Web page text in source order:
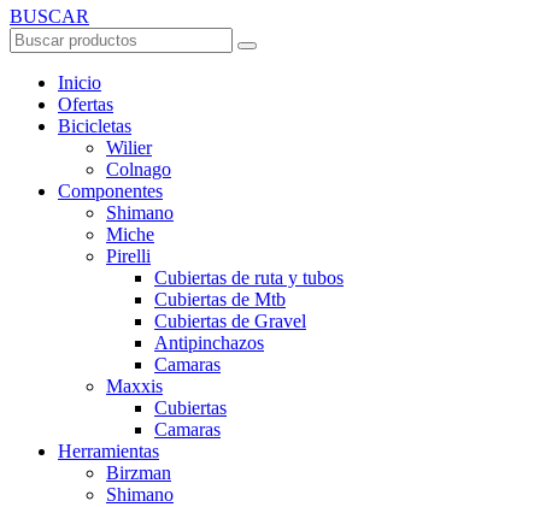
BUSCAR
Inicio
Ofertas
Bicicletas
Wilier
Colnago
Componentes
Shimano
Miche
Pirelli
Cubiertas de ruta y tubos
Cubiertas de Mtb
Cubiertas de Gravel
Antipinchazos
Camaras
Maxxis
Cubiertas
Camaras
Herramientas
Birzman
Shimano